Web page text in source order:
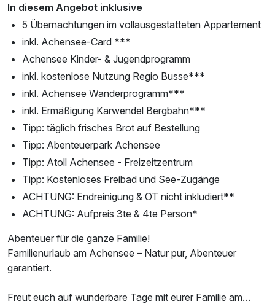
In diesem Angebot inklusive
5 Übernachtungen im vollausgestatteten Appartement
inkl. Achensee-Card ***
Achensee Kinder- & Jugendprogramm
inkl. kostenlose Nutzung Regio Busse***
inkl. Achensee Wanderprogramm***
inkl. Ermäßigung Karwendel Bergbahn***
Tipp: täglich frisches Brot auf Bestellung
Tipp: Abenteuerpark Achensee
Tipp: Atoll Achensee - Freizeitzentrum
Tipp: Kostenloses Freibad und See-Zugänge
ACHTUNG: Endreinigung & OT nicht inkludiert**
ACHTUNG: Aufpreis 3te & 4te Person*
Abenteuer für die ganze Familie!
Familienurlaub am Achensee – Natur pur, Abenteuer
garantiert.
Freut euch auf wunderbare Tage mit eurer Familie am